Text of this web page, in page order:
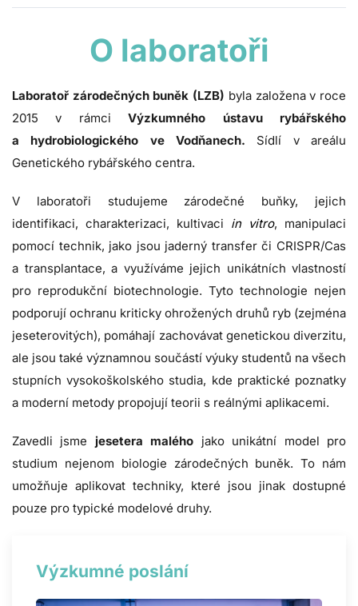
O laboratoři
Laboratoř zárodečných buněk (LZB) byla založena v roce
2015 v rámciVýzkumného ústavu rybářského
a hydrobiologického ve Vodňanech. Sídlí v areálu
Genetického rybářského centra.
V laboratoři studujeme zárodečné buňky, jejich
identifikaci, charakterizaci, kultivaci in vitro, manipulaci
pomocí technik, jako jsou jaderný transfer či CRISPR/Cas
a transplantace, a využíváme jejich unikátních vlastností
pro reprodukční biotechnologie. Tyto technologie nejen
podporují ochranu kriticky ohrožených druhů ryb (zejména
jeseterovitých), pomáhají zachovávat genetickou diverzitu,
ale jsou také významnou součástí výuky studentů na všech
stupních vysokoškolského studia, kde praktické poznatky
a moderní metody propojují teorii s reálnými aplikacemi.
Zavedli jsme jesetera malého jako unikátní model pro
studium nejenom biologie zárodečných buněk. To nám
umožňuje aplikovat techniky, které jsou jinak dostupné
pouze pro typické modelové druhy.
Výzkumné poslání